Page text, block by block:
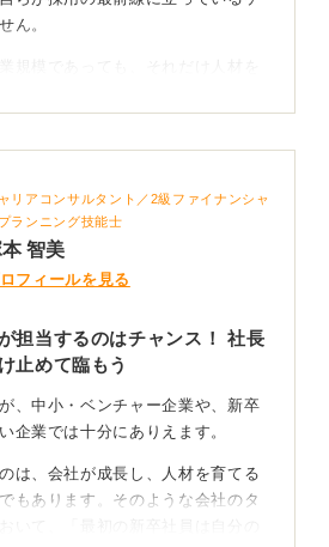
せる貴重な機会ととらえ、企業理
解したうえで、なぜこの会社を志
ん。
規模であっても、それだけ人材を
んが、これは社長に直接ご自身の
大丈夫！ 前向きに落ち着いて面
ので、通常の面接と同じ準備をし
同じように、落ち着いて準備して
夫です。緊張するとは思います
えて頑張りましょう。
リアコンサルタント／2級ファイナンシャ
ランニング技能士
智美
フィールを見る
担当するのはチャンス！ 社長
止めて臨もう
、中小・ベンチャー企業や、新卒
企業では十分にありえます。
は、会社が成長し、人材を育てる
もあります。そのような会社のタ
いて、「最初の新卒社員は自分の